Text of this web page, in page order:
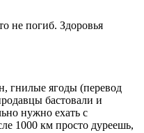
не погиб. Здоровья
гнилые ягоды (перевод
бастовали и
нужно ехать с
1000 км просто дуреешь,